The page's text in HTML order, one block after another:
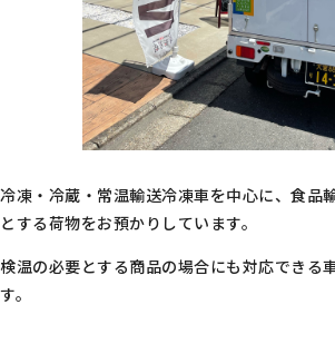
冷凍・冷蔵・常温輸送冷凍車を中心に、食品
とする荷物をお預かりしています。
検温の必要とする商品の場合にも対応できる
す。